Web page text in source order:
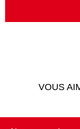
VOUS